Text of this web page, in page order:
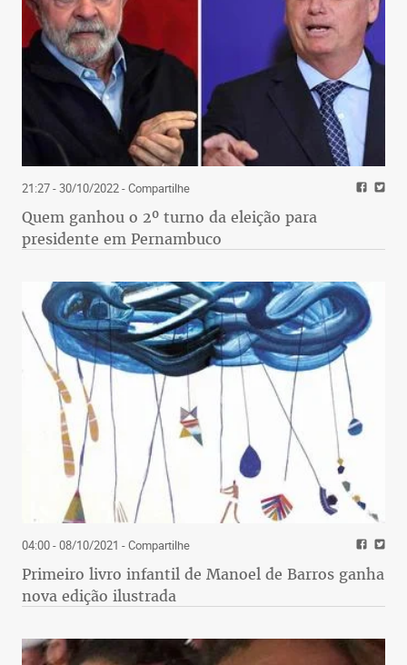
21:27 - 30/10/2022- Compartilhe
Quem ganhou o 2º turno da eleição para
presidente em Pernambuco
04:00 - 08/10/2021 - Compartilhe
Primeiro livro infantil de Manoel de Barros ganha
nova edição ilustrada